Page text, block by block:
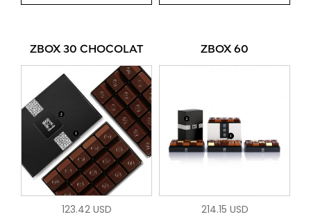
ZBOX 30 CHOCOLAT
123.42 USD
ZBOX 60
214.15 USD